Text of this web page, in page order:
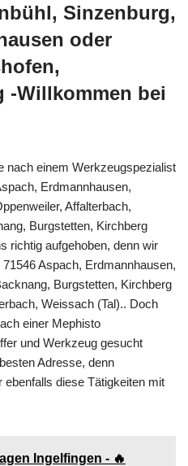
Sinzenburg,
oder
-Willkommen bei
nach einem Werkzeugspezialist
Erdmannhausen,
Affalterbach,
Burgstetten, Kirchberg
richtig aufgehoben, denn wir
Aspach, Erdmannhausen,
Burgstetten, Kirchberg
Weissach (Tal).. Doch
einer Mephisto
und Werkzeug gesucht
Adresse, denn
diese Tätigkeiten mit
Ingelfingen - 🔥